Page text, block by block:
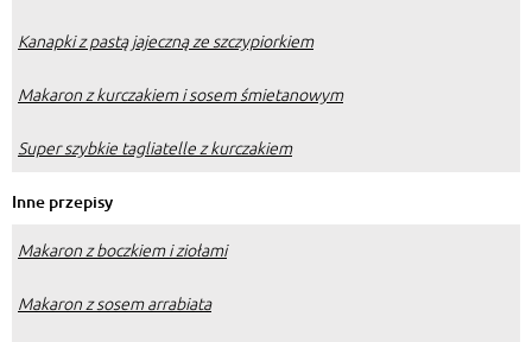
Kanapki z pastą jajeczną ze szczypiorkiem
Makaron z kurczakiem i sosem śmietanowym
Super szybkie tagliatelle z kurczakiem
Inne przepisy
Makaron z boczkiem i ziołami
Makaron z sosem arrabiata